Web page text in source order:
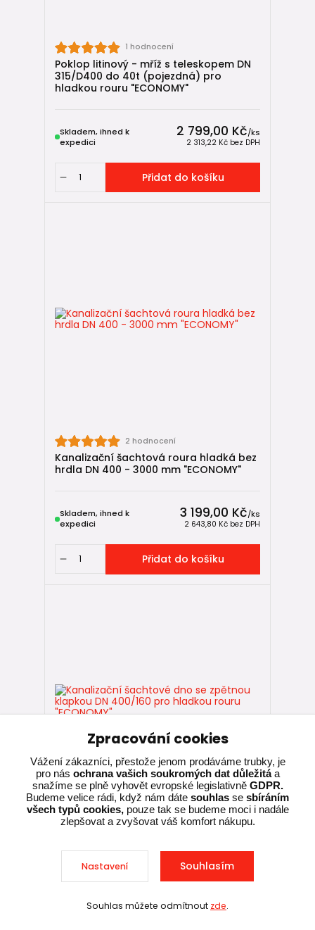
1 hodnocení
Poklop litinový - mříž s teleskopem DN
315/D400 do 40t (pojezdná) pro
hladkou rouru "ECONOMY"
2 799,00 Kč/ks
2 313,22 Kč bez DPH
Skladem, ihned k
expedici
Přidat do košíku
2 hodnocení
Kanalizační šachtová roura hladká bez
hrdla DN 400 - 3000 mm "ECONOMY"
3 199,00 Kč/ks
2 643,80 Kč bez DPH
Skladem, ihned k
expedici
Přidat do košíku
3 hodnocení
klapkou DN 400/160 pro hladkou rouru
"ECONOMY"
6 199,00 Kč
Skladem, ihned k
Sleva při nákupu nad 10 000 Kč
Zpracování cookies
Vážení zákazníci, přestože jenom prodáváme trubky, je
pro nás ochrana vašich soukromých dat důležitáa
snažíme se plně vyhovět evropské legislativně GDPR.
Budeme velice rádi, když nám dáte souhlas se sbíráním
všech typů cookies,pouze tak se budeme moci i nadále
zlepšovat a zvyšovat váš komfort nákupu.
Nastavení Souhlasím
Souhlas můžete odmítnout zde.